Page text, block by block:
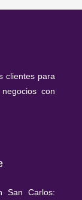
clientes para
con
San Carlos: